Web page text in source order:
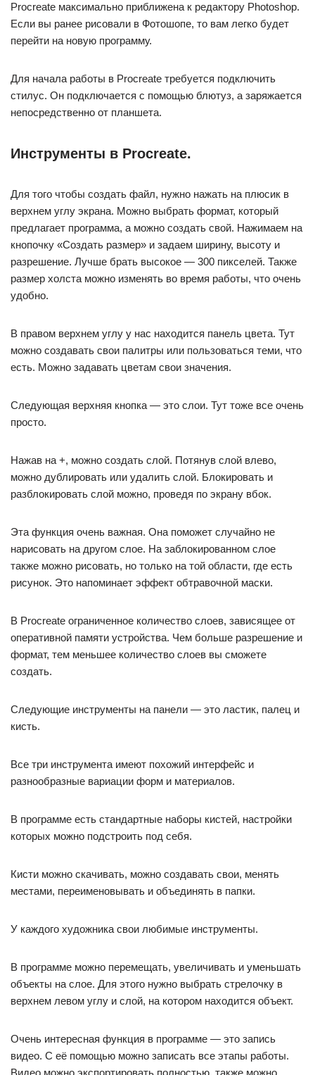
Procreate максимально приближена к редактору Photoshop.
Если вы ранее рисовали в Фотошопе, то вам легко будет
перейти на новую программу.
Для начала работы в Procreate требуется подключить
стилус. Он подключается с помощью блютуз, а заряжается
непосредственно от планшета.
Инструменты в Procreate.
Для того чтобы создать файл, нужно нажать на плюсик в
верхнем углу экрана. Можно выбрать формат, который
предлагает программа, а можно создать свой. Нажимаем на
кнопочку «Создать размер» и задаем ширину, высоту и
разрешение. Лучше брать высокое — 300 пикселей. Также
размер холста можно изменять во время работы, что очень
удобно.
В правом верхнем углу у нас находится панель цвета. Тут
можно создавать свои палитры или пользоваться теми, что
есть. Можно задавать цветам свои значения.
Следующая верхняя кнопка — это слои. Тут тоже все очень
просто.
Нажав на +, можно создать слой. Потянув слой влево,
можно дублировать или удалить слой. Блокировать и
разблокировать слой можно, проведя по экрану вбок.
Эта функция очень важная. Она поможет случайно не
нарисовать на другом слое. На заблокированном слое
также можно рисовать, но только на той области, где есть
рисунок. Это напоминает эффект обтравочной маски.
В Procreate ограниченное количество слоев, зависящее от
оперативной памяти устройства. Чем больше разрешение и
формат, тем меньшее количество слоев вы сможете
создать.
Следующие инструменты на панели — это ластик, палец и
кисть.
Все три инструмента имеют похожий интерфейс и
разнообразные вариации форм и материалов.
В программе есть стандартные наборы кистей, настройки
которых можно подстроить под себя.
Кисти можно скачивать, можно создавать свои, менять
местами, переименовывать и объединять в папки.
У каждого художника свои любимые инструменты.
В программе можно перемещать, увеличивать и уменьшать
объекты на слое. Для этого нужно выбрать стрелочку в
верхнем левом углу и слой, на котором находится объект.
Очень интересная функция в программе — это запись
видео. С её помощью можно записать все этапы работы.
Видео можно экспортировать полностью, также можно